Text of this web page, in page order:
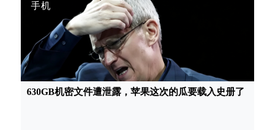
手机
630GB机密文件遭泄露，苹果这次的瓜要载入史册了